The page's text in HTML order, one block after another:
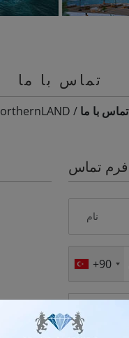
تماس با ما
/ تماس با ما
فرم تماس
+90